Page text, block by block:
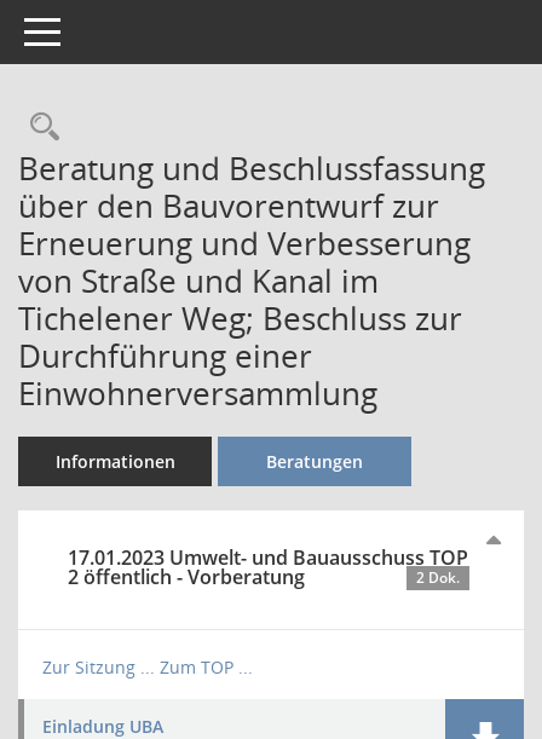
Toggle navigation
Rechercheauswahl
Beratung und Beschlussfassung
über den Bauvorentwurf zur
Erneuerung und Verbesserung
von Straße und Kanal im
Tichelener Weg; Beschluss zur
Durchführung einer
Einwohnerversammlung
Informationen Beratungen
17.01.2023 Umwelt- und Bauausschuss TOP
2 öffentlich - Vorberatung 2 Dok.
Zur Sitzung ... Zum TOP ...
Einladung UBA